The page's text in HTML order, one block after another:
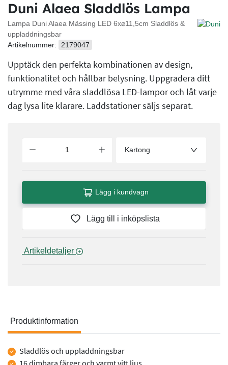
Duni Alaea Sladdlös Lampa
Lampa Duni Alaea Mässing LED 6x⌀11,5cm Sladdlös &
uppladdningsbar
Artikelnummer:
2179047
Upptäck den perfekta kombinationen av design,
funktionalitet och hållbar belysning. Uppgradera ditt
utrymme med våra sladdlösa LED-lampor och låt varje
dag lysa lite klarare. Laddstationer säljs separat.
Kartong
Lägg i kundvagn
Lägg till i inköpslista
Produktinformation
Produktinformation
Sladdlös och uppladdningsbar